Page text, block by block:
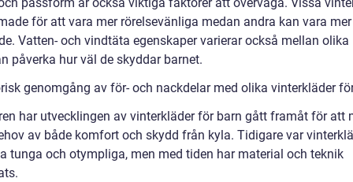
passform är också viktiga faktorer att överväga. Vissa
för att vara mer rörelsevänliga medan andra kan vara mer
Vatten- och vindtäta egenskaper varierar också mellan olika
påverka hur väl de skyddar barnet.
genomgång av för- och nackdelar med olika vinterkläder
har utvecklingen av vinterkläder för barn gått framåt för att
av både komfort och skydd från kyla. Tidigare var
tunga och otympliga, men med tiden har material och teknik